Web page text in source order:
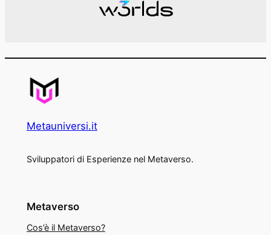
Metauniversi.it
Sviluppatori di Esperienze nel Metaverso.
Metaverso
Cos’è il Metaverso?